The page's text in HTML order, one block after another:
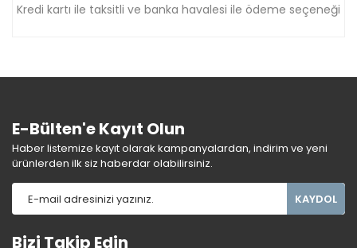
Kredi kartı ile taksitli ve banka havalesi ile ödeme seçeneği
E-Bülten'e Kayıt Olun
Haber listemize kayıt olarak kampanyalardan, indirim ve yeni
ürünlerden ilk siz haberdar olabilirsiniz.
KAYDOL
Bizi Takip Edin